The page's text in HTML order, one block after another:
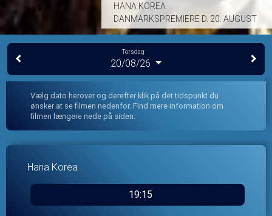
HANA KOREA
DANMARKSPREMIERE D. 20. AUGUST
Torsdag
20/08/26
Vælg dato herover og derefter klik på det tidspunkt du
ønsker at se filmen nedenfor. Find mere information om
filmen længere nede på siden.
Hana Korea
19:15